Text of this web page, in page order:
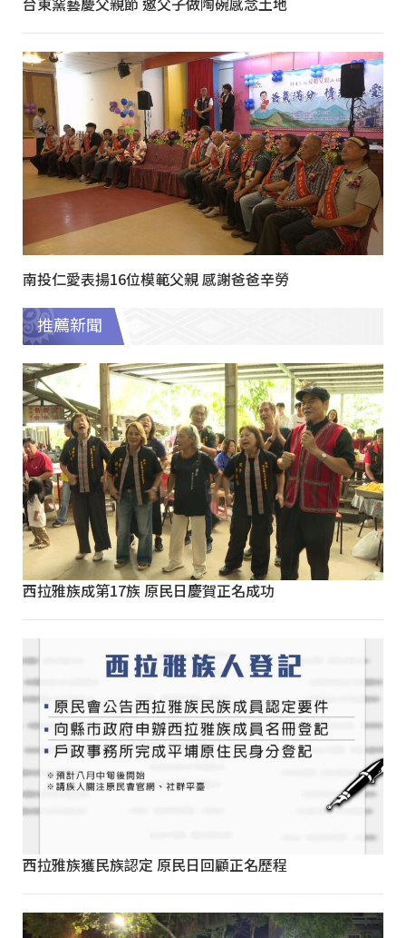
南投仁愛表揚16位模範父親 感謝爸爸辛勞
推薦新聞
西拉雅族成第17族 原民日慶賀正名成功
西拉雅族獲民族認定 原民日回顧正名歷程